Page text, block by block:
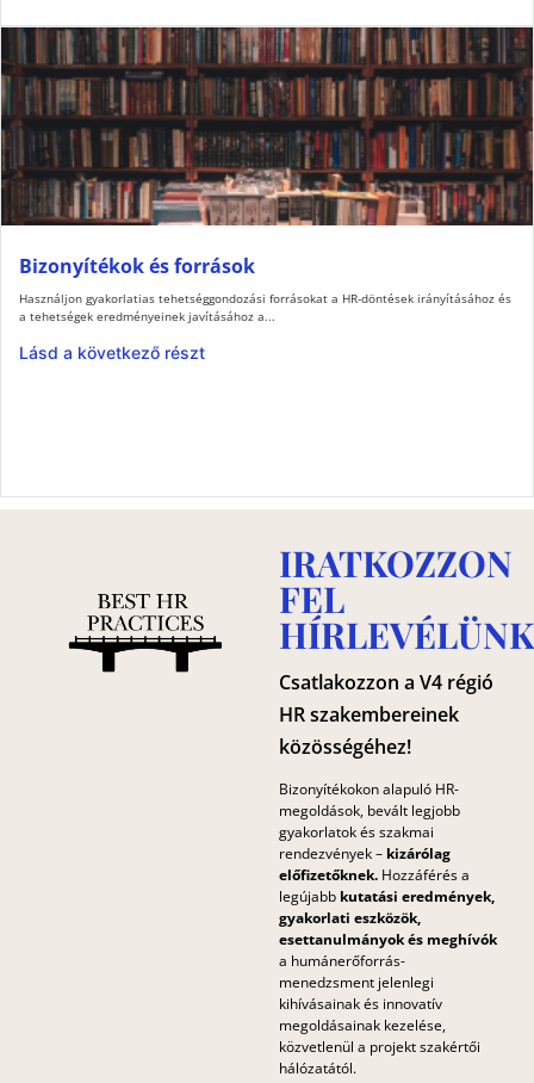
Bizonyítékok és források
Használjon gyakorlatias tehetséggondozási forrásokat a HR-döntések irányításához és
a tehetségek eredményeinek javításához a...
Lásd a következő részt
IRATKOZZON
FEL
Csatlakozzon a V4 régió
HR szakembereinek
közösségéhez!
Bizonyítékokon alapuló HR-
megoldások, bevált legjobb
gyakorlatok és szakmai
rendezvények – kizárólag
előfizetőknek. Hozzáférés a
legújabb kutatási eredmények,
gyakorlati eszközök,
esettanulmányok és meghívók
a humánerőforrás-
menedzsment jelenlegi
kihívásainak és innovatív
megoldásainak kezelése,
közvetlenül a projekt szakértői
hálózatától.